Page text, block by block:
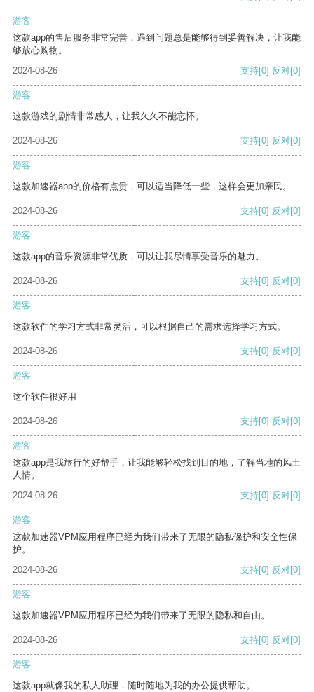
游客
这款app的售后服务非常完善，遇到问题总是能够得到妥善解决，让我能
够放心购物。
2024-08-26
支持[0] 反对[0]
游客
这款游戏的剧情非常感人，让我久久不能忘怀。
2024-08-26 支持[0] 反对[0]
游客
这款加速器app的价格有点贵，可以适当降低一些，这样会更加亲民。
2024-08-26 支持[0] 反对[0]
游客
这款app的音乐资源非常优质，可以让我尽情享受音乐的魅力。
2024-08-26 支持[0] 反对[0]
游客
这款软件的学习方式非常灵活，可以根据自己的需求选择学习方式。
2024-08-26 支持[0] 反对[0]
游客
这个软件很好用
2024-08-26 支持[0] 反对[0]
游客
这款app是我旅行的好帮手，让我能够轻松找到目的地，了解当地的风土
人情。
2024-08-26
支持[0] 反对[0]
游客
这款加速器VPM应用程序已经为我们带来了无限的隐私保护和安全性保
护。
2024-08-26
支持[0] 反对[0]
游客
这款加速器VPM应用程序已经为我们带来了无限的隐私和自由。
2024-08-26 支持[0] 反对[0]
游客
这款app就像我的私人助理，随时随地为我的办公提供帮助。